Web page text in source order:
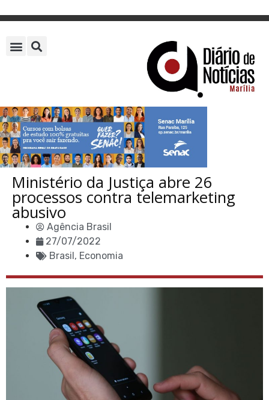
Ministério da Justiça abre 26
processos contra telemarketing
abusivo
Agência Brasil
27/07/2022
Brasil, Economia